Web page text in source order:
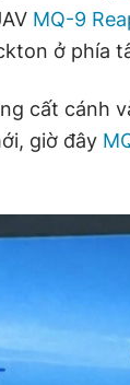
MQ-9
ở phía
cất cánh
giờ đây